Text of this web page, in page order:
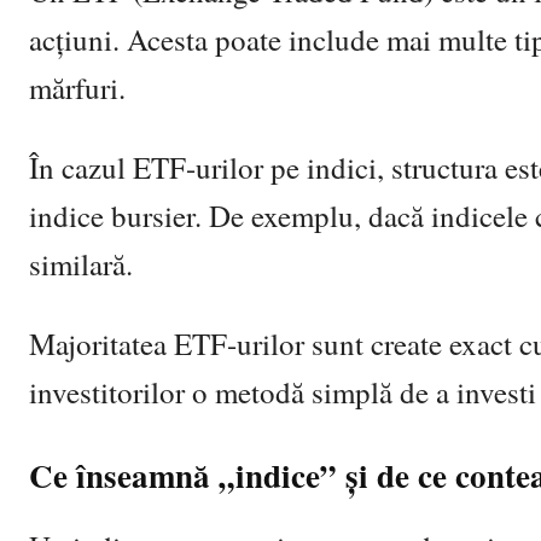
acțiuni. Acesta poate include mai multe
mărfuri.
În cazul ETF-urilor pe indici, structura
indice bursier. De exemplu, dacă
similară.
Majoritatea ETF-urilor sunt create exact
investitorilor o metodă simplă de a
Ce înseamnă „indice” și de ce